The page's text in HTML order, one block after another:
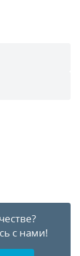
с нами!